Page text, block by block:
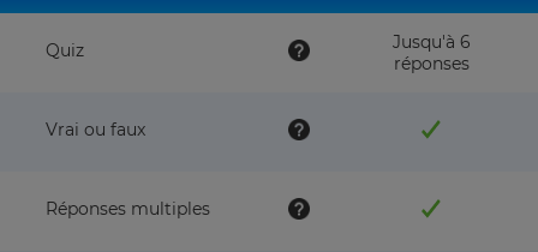
Quiz
Jusqu'à 6
réponses
Vrai ou faux
Réponses multiples